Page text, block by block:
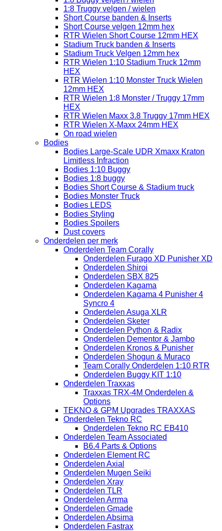
1:8 Truggy velgen / wielen
Short Course banden & Inserts
Short Course velgen 12mm hex
RTR Wielen Short Course 12mm HEX
Stadium Truck banden & Inserts
Stadium Truck Velgen 12mm hex
RTR Wielen 1:10 Stadium Truck 12mm
HEX
RTR Wielen 1:10 Monster Truck Wielen
12mm HEX
RTR Wielen 1:8 Monster / Truggy 17mm
HEX
RTR Wielen Maxx 3.8 Truggy 17mm HEX
RTR Wielen X-Maxx 24mm HEX
On road wielen
Bodies
Bodies Large-Scale UDR Xmaxx Kraton
Limitless Infraction
Bodies 1:10 Buggy
Bodies 1:8 buggy
Bodies Short Course & Stadium truck
Bodies Monster Truck
Bodies LEDS
Bodies Styling
Bodies Spoilers
Dust covers
Onderdelen per merk
Onderdelen Team Corally
Onderdelen Furago XD Punisher XD
Onderdelen Shiroi
Onderdelen SBX 825
Onderdelen Kagama
Onderdelen Kagama 4 Punisher 4
Syncro 4
Onderdelen Asuga XLR
Onderdelen Sketer
Onderdelen Python & Radix
Onderdelen Dementor & Jambo
Onderdelen Kronos & Punisher
Onderdelen Shogun & Muraco
Team Corally Onderdelen 1:10 RTR
Onderdelen Buggy KIT 1:10
Onderdelen Traxxas
Traxxas TRX-4M Onderdelen &
Options
TEKNO & GPM Upgrades TRAXXAS
Onderdelen Tekno RC
Onderdelen Tekno RC EB410
Onderdelen Team Associated
B6.4 Parts & Options
Onderdelen Element RC
Onderdelen Axial
Onderdelen Mugen Seiki
Onderdelen Xray
Onderdelen TLR
Onderdelen Arrma
Onderdelen Gmade
Onderdelen Absima
Onderdelen Fastrax